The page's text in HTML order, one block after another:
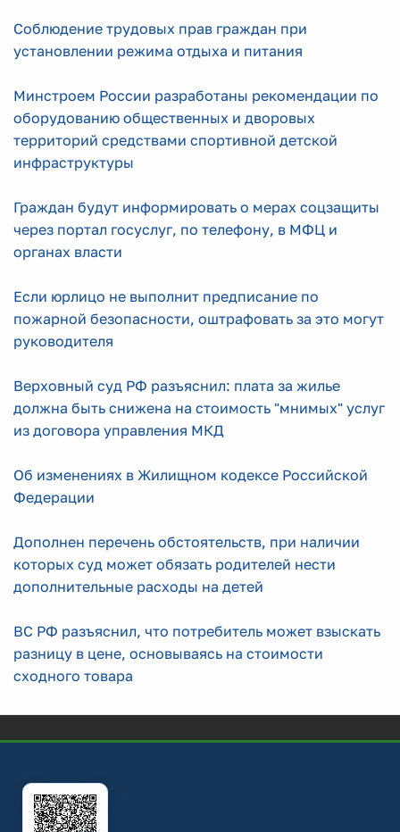
Соблюдение трудовых прав граждан при
установлении режима отдыха и питания
Минстроем России разработаны рекомендации по
оборудованию общественных и дворовых
территорий средствами спортивной детской
инфраструктуры
Граждан будут информировать о мерах соцзащиты
через портал госуслуг, по телефону, в МФЦ и
органах власти
Если юрлицо не выполнит предписание по
пожарной безопасности, оштрафовать за это могут
руководителя
Верховный суд РФ разъяснил: плата за жилье
должна быть снижена на стоимость "мнимых" услуг
из договора управления МКД
Об изменениях в Жилищном кодексе Российской
Федерации
Дополнен перечень обстоятельств, при наличии
которых суд может обязать родителей нести
дополнительные расходы на детей
ВС РФ разъяснил, что потребитель может взыскать
разницу в цене, основываясь на стоимости
сходного товара